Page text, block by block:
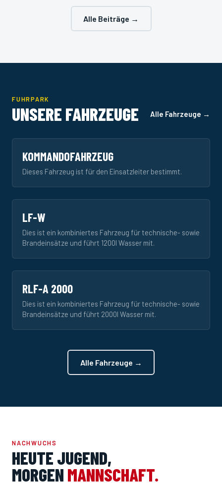
Alle Beiträge →
FUHRPARK
UNSERE FAHRZEUGE Alle Fahrzeuge →
KOMMANDOFAHRZEUG
Dieses Fahrzeug ist für den Einsatzleiter bestimmt.
LF-W
Dies ist ein kombiniertes Fahrzeug für technische- sowie
Brandeinsätze und führt 1200l Wasser mit.
RLF-A 2000
Dies ist ein kombiniertes Fahrzeug für technische- sowie
Brandeinsätze und führt 2000l Wasser mit.
Alle Fahrzeuge →
NACHWUCHS
HEUTE JUGEND,
MORGEN MANNSCHAFT.